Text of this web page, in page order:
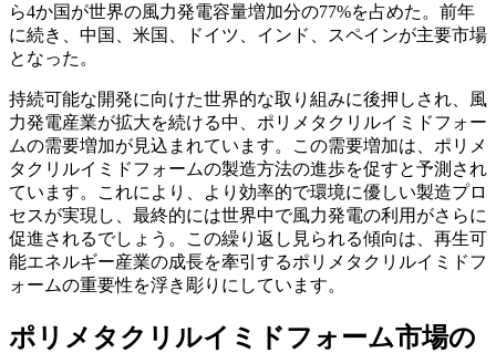
ら4か国が世界の風力発電容量増加分の77%を占めた。前年
に続き、中国、米国、ドイツ、インド、スペインが主要市場
となった。
持続可能な開発に向けた世界的な取り組みに後押しされ、風
力発電産業が拡大を続ける中、ポリメタクリルイミドフォー
ムの需要増加が見込まれています。この需要増加は、ポリメ
タクリルイミドフォームの製造方法の進歩を促すと予測され
ています。これにより、より効率的で環境に優しい製造プロ
セスが実現し、最終的には世界中で風力発電の利用がさらに
促進されるでしょう。この繰り返し見られる傾向は、再生可
能エネルギー産業の成長を牽引するポリメタクリルイミドフ
ォームの重要性を浮き彫りにしています。
ポリメタクリルイミドフォーム市場の